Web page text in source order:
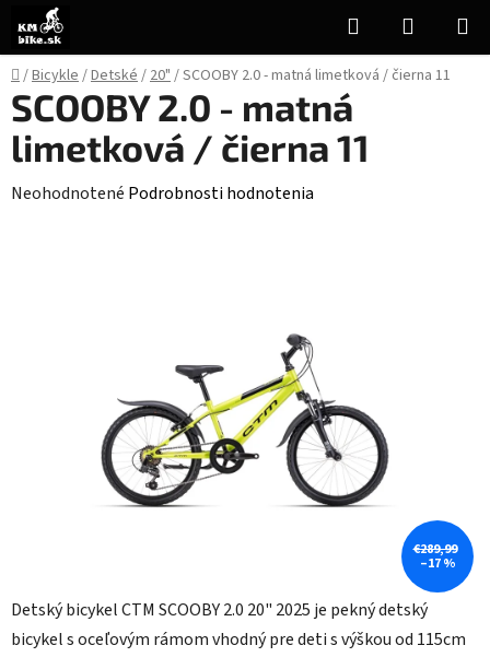
obsah
Hľadať
KOŠÍK
Domov
/Bicykle/Detské/20"/SCOOBY 2.0 - matná limetková / čierna 11
Detský bicykel CTM SCOOBY 2.0 20" 2025 je pekný detský
bicykel s oceľovým rámom vhodný pre deti s výškou od 115cm
SCOOBY 2.0 - matná
limetková / čierna 11
Priemerné
Neohodnotené Podrobnosti hodnotenia
€289,99
–17 %